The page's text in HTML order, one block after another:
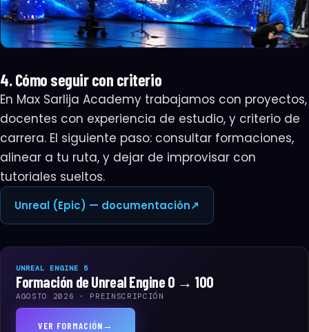
4. Cómo seguir con criterio
En Max Sarlija Academy trabajamos con proyectos,
docentes con experiencia de estudio, y criterio de
carrera. El siguiente paso: consultar formaciones,
alinear a tu ruta, y dejar de improvisar con
tutoriales sueltos.
Unreal (Epic) — documentación↗
UNREAL ENGINE 5
Formación de Unreal Engine 0 → 100
AGOSTO 2026 · PREINSCRIPCIÓN
VER FORMACIÓN →